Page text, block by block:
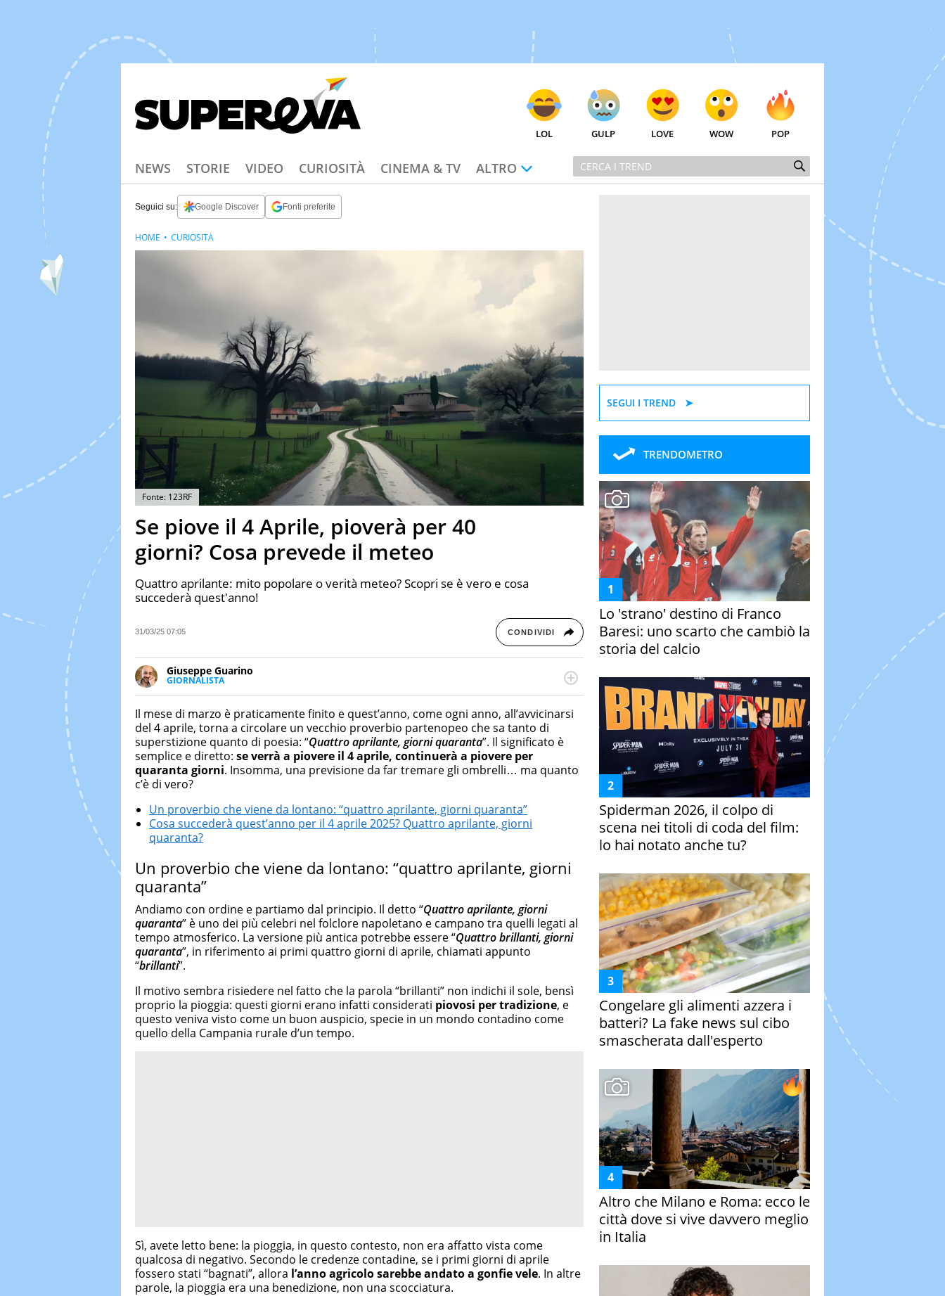
LOL GULP LOVE WOW POP
NEWS STORIE VIDEO CURIOSITÀ CINEMA & TV ALTRO
Seguici su: Google Discover Fonti preferite
Fonte: 123RF
Se piove il 4 Aprile, pioverà per 40
giorni? Cosa prevede il meteo
Quattro aprilante: mito popolare o verità meteo? Scopri se è vero e cosa
succederà quest'anno!
31/03/25 07:05 CONDIVIDI
Giuseppe Guarino
GIORNALISTA
Ph(D) in Diritto Comparato e processi di integrazione e attivo nel campo della ricerca, in
numerose testate ed è presidente dell'Associazione Culturale "La Biblioteca del Sannio".
HOME CURIOSITÀ
Il mese di marzo è praticamente finito e quest’anno, come ogni anno, all’avvicinarsi
del 4 aprile, torna a circolare un vecchio proverbio partenopeo che sa tanto di
superstizione quanto di poesia: “Quattro aprilante, giorni quaranta”. Il significato è
semplice e diretto: severrà a piovere il 4 aprile, continuerà a piovere per
quaranta giorni. Insomma, una previsione da far tremare gli ombrelli… ma quanto
c’è di vero?
Un proverbio che viene da lontano: “quattro aprilante, giorni quaranta”
Cosa succederà quest’anno per il 4 aprile 2025? Quattro aprilante, giorni
quaranta?
Un proverbio che viene da lontano: “quattro aprilante, giorni
quaranta”
Andiamo con ordine e partiamo dal principio. Il detto “Quattro aprilante, giorni
quaranta” è uno dei più celebri nel folclore napoletano e campano tra quelli legati al
tempo atmosferico. La versione più antica potrebbe essere “Quattro brillanti, giorni
quaranta”, in riferimento ai primi quattro giorni di aprile, chiamati appunto
“brillanti”.
Il motivo sembra risiedere nel fatto che la parola “brillanti” non indichi il sole, bensì
proprio la pioggia: questi giorni erano infatti considerati piovosi per tradizione, e
questo veniva visto come un buon auspicio, specie in un mondo contadino come
quello della Campania rurale d’un tempo.
Sì, avete letto bene: la pioggia, in questo contesto, non era affatto vista come
qualcosa di negativo. Secondo le credenze contadine, se i primi giorni di aprile
fossero stati “bagnati”, allora l’anno agricolo sarebbe andato a gonfie vele. In altre
parole, la pioggia era una benedizione, non una scocciatura.
SEGUI I TREND
TRENDOMETRO
Lo 'strano' destino di Franco
Baresi: uno scarto che cambiò la
storia del calcio
Spiderman 2026, il colpo di
scena nei titoli di coda del film:
lo hai notato anche tu?
Congelare gli alimenti azzera i
batteri? La fake news sul cibo
smascherata dall'esperto
Altro che Milano e Roma: ecco le
città dove si vive davvero meglio
in Italia